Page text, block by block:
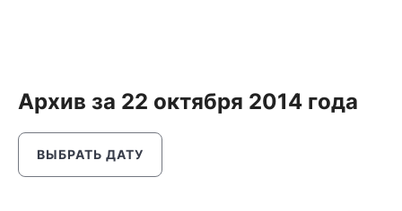
Архив за 22 октября 2014 года
ВЫБРАТЬ ДАТУ